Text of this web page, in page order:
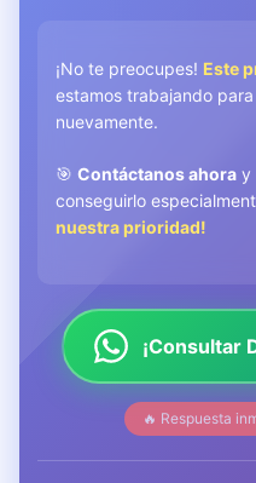
¡No te preocupes! Este
estamos trabajando
nuevamente.
🎯 Contáctanos ahora y
conseguirlo
nuestra prioridad!
¡Consultar
🔥 Respuesta